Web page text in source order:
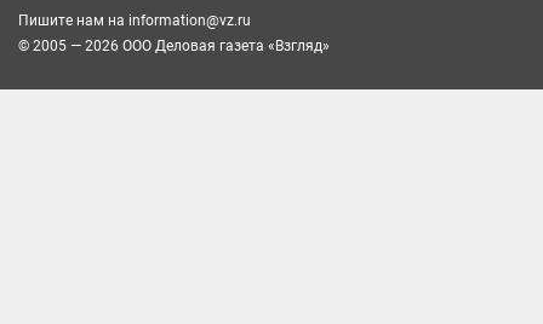
Пишите нам на information@vz.ru
© 2005 — 2026 ООО Деловая газета «Взгляд»